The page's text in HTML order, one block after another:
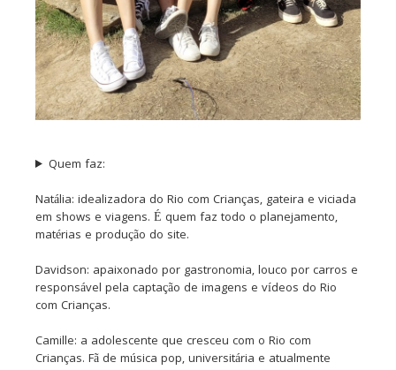
Quem faz:
Natália: idealizadora do Rio com Crianças, gateira e viciada
em shows e viagens. É quem faz todo o planejamento,
matérias e produção do site.
Davidson: apaixonado por gastronomia, louco por carros e
responsável pela captação de imagens e vídeos do Rio
com Crianças.
Camille: a adolescente que cresceu com o Rio com
Crianças. Fã de música pop, universitária e atualmente